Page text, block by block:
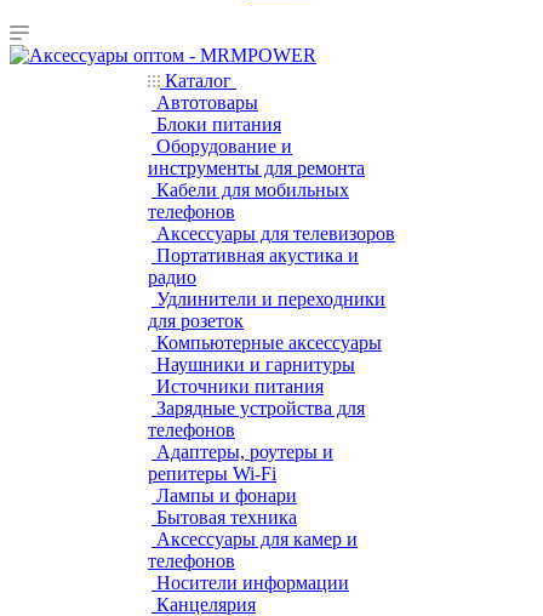
Каталог
Автотовары
Блоки питания
Оборудование и
инструменты для ремонта
Кабели для мобильных
телефонов
Аксессуары для телевизоров
Портативная акустика и
радио
Удлинители и переходники
для розеток
Компьютерные аксессуары
Наушники и гарнитуры
Источники питания
Зарядные устройства для
телефонов
Адаптеры, роутеры и
репитеры Wi-Fi
Лампы и фонари
Бытовая техника
Аксессуары для камер и
телефонов
Носители информации
Канцелярия